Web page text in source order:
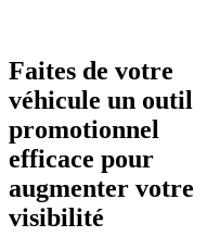
Faites de votre
véhicule un outil
promotionnel
efficace pour
augmenter votre
visibilité